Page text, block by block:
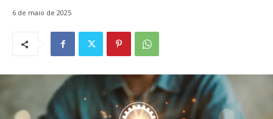
6 de maio de 2025